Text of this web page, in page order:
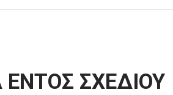
ΕΝΤΟΣ ΣΧΕΔΙΟΥ